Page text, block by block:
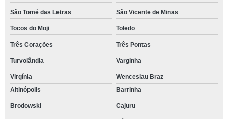
São Tomé das Letras São Vicente de Minas
Tocos do Moji Toledo
Três Corações Três Pontas
Turvolândia Varginha
Virgínia
Wenceslau Braz
Altinópolis
Barrinha
Brodowski Cajuru